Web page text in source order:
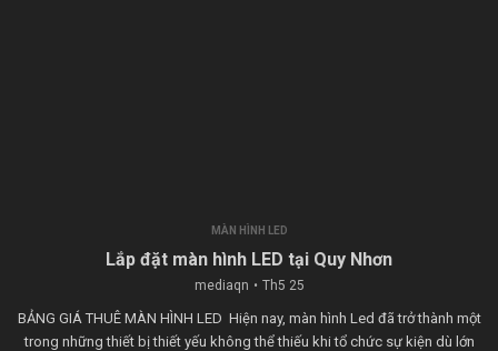
MÀN HÌNH LED
Lắp đặt màn hình LED tại Quy Nhơn
mediaqn Th5 25
BẢNG GIÁ THUÊ MÀN HÌNH LED Hiện nay, màn hình Led đã trở thành một
trong những thiết bị thiết yếu không thể thiếu khi tổ chức sự kiện dù lớn